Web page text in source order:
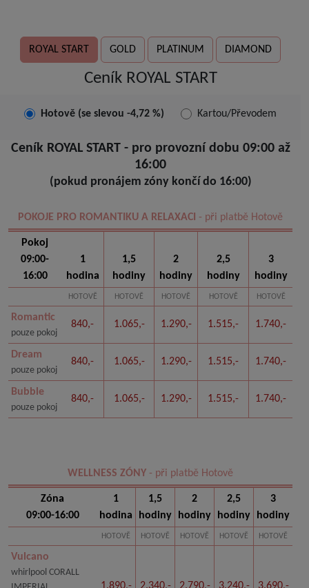
ROYAL START GOLD PLATINUM DIAMOND
Ceník ROYAL START
Hotově (se slevou -4,72 %) Kartou/Převodem
Ceník ROYAL START - pro provozní dobu 09:00 až
16:00
(pokud pronájem zóny končí do 16:00)
POKOJE PRO ROMANTIKU A RELAXACI - při platbě Hotově
Pokoj
09:00-
16:00
1
hodina
1,5
hodiny
2
hodiny
2,5
hodiny
3
hodiny
HOTOVĚ HOTOVĚ HOTOVĚ HOTOVĚ HOTOVĚ
Romantic
pouze pokoj
840,- 1.065,- 1.290,- 1.515,- 1.740,-
Dream
pouze pokoj
840,- 1.065,- 1.290,- 1.515,- 1.740,-
Bubble
pouze pokoj
840,- 1.065,- 1.290,- 1.515,- 1.740,-
WELLNESS ZÓNY - při platbě Hotově
Zóna
09:00-16:00
1
hodina
1,5
hodiny
2
hodiny
2,5
hodiny
3
hodiny
HOTOVĚ HOTOVĚ HOTOVĚ HOTOVĚ HOTOVĚ
Vulcano
whirlpool CORALL